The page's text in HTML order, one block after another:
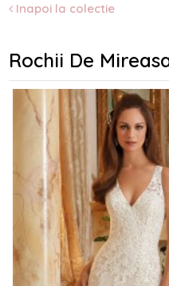
Inapoi la colectie
Rochii De